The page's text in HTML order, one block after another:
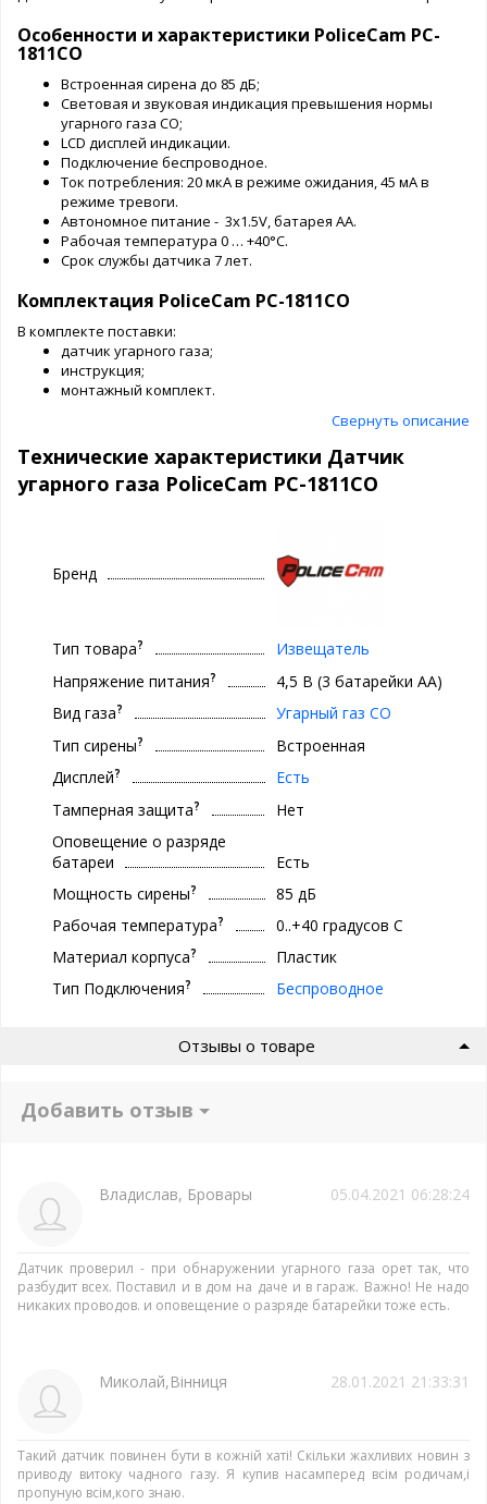
Особенности и характеристики PoliceCam PC-
1811CO
Встроенная сирена до 85 дБ;
Световая и звуковая индикация превышения нормы
угарного газа CO;
LCD дисплей индикации.
Подключение беспроводное.
Ток потребления: 20 мкА в режиме ожидания, 45 мА в
режиме тревоги.
Автономное питание - 3х1.5V, батарея АА.
Рабочая температура 0 … +40°C.
Срок службы датчика 7 лет.
Комплектация PoliceCam PC-1811CO
В комплекте поставки:
датчик угарного газа;
инструкция;
монтажный комплект.
Свернуть описание
Технические характеристики Датчик
угарного газа PoliceCam PC-1811CO
Бренд
Тип товара?
Извещатель
Напряжение питания?
4,5 В (3 батарейки АА)
Вид газа?
Угарный газ CO
Тип сирены?
Встроенная
Дисплей?
Есть
Тамперная защита?
Нет
Оповещение о разряде
батареи
Есть
Мощность сирены?
85 дБ
Рабочая температура?
0..+40 градуcов С
Материал корпуса?
Пластик
Тип Подключения? Беспроводное
Отзывы о товаре
Добавить отзыв
05.04.2021 06:28:24
Владислав, Бровары
Датчик проверил - при обнаружении угарного газа орет так, что
разбудит всех. Поставил и в дом на даче и в гараж. Важно! Не надо
никаких проводов. и оповещение о разряде батарейки тоже есть.
28.01.2021 21:33:31
Миколай,Вінниця
Такий датчик повинен бути в кожній хаті! Скільки жахливих новин з
приводу витоку чадного газу. Я купив насамперед всім родичам,і
пропуную всім,кого знаю.